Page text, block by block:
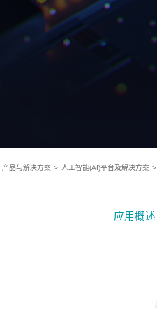
产品与解决方案 > 人工智能(AI)平台及解决方案 >
应用概述